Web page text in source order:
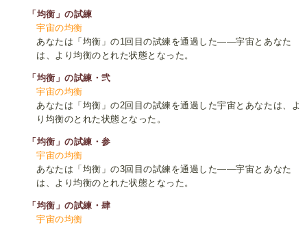
「均衡」の試練
宇宙の均衡
あなたは「均衡」の1回目の試練を通過した――宇宙とあなた
は、より均衡のとれた状態となった。
「均衡」の試練・弐
宇宙の均衡
あなたは「均衡」の2回目の試練を通過した宇宙とあなたは、よ
り均衡のとれた状態となった。
「均衡」の試練・参
宇宙の均衡
あなたは「均衡」の3回目の試練を通過した――宇宙とあなた
は、より均衡のとれた状態となった。
「均衡」の試練・肆
宇宙の均衡